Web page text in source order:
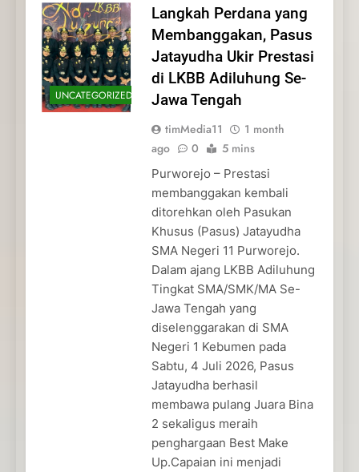
UNCATEGORIZED
Langkah Perdana yang
Membanggakan, Pasus
Jatayudha Ukir Prestasi
di LKBB Adiluhung Se-
Jawa Tengah
timMedia11
1 month
ago
0 5 mins
Purworejo – Prestasi
membanggakan kembali
ditorehkan oleh Pasukan
Khusus (Pasus) Jatayudha
SMA Negeri 11 Purworejo.
Dalam ajang LKBB Adiluhung
Tingkat SMA/SMK/MA Se-
Jawa Tengah yang
diselenggarakan di SMA
Negeri 1 Kebumen pada
Sabtu, 4 Juli 2026, Pasus
Jatayudha berhasil
membawa pulang Juara Bina
2 sekaligus meraih
penghargaan Best Make
Up.Capaian ini menjadi